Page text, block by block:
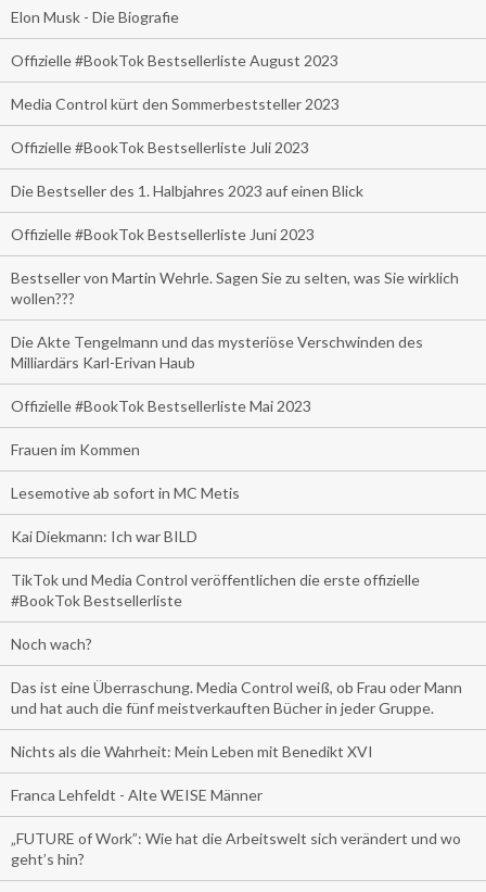
Elon Musk - Die Biografie
Offizielle #BookTok Bestsellerliste August 2023
Media Control kürt den Sommerbeststeller 2023
Offizielle #BookTok Bestsellerliste Juli 2023
Die Bestseller des 1. Halbjahres 2023 auf einen Blick
Offizielle #BookTok Bestsellerliste Juni 2023
Bestseller von Martin Wehrle. Sagen Sie zu selten, was Sie wirklich
wollen???
Die Akte Tengelmann und das mysteriöse Verschwinden des
Milliardärs Karl-Erivan Haub
Offizielle #BookTok Bestsellerliste Mai 2023
Frauen im Kommen
Lesemotive ab sofort in MC Metis
Kai Diekmann: Ich war BILD
TikTok und Media Control veröffentlichen die erste offizielle
#BookTok Bestsellerliste
Noch wach?
Das ist eine Überraschung. Media Control weiß, ob Frau oder Mann
und hat auch die fünf meistverkauften Bücher in jeder Gruppe.
Nichts als die Wahrheit: Mein Leben mit Benedikt XVI
Franca Lehfeldt - Alte WEISE Männer
„FUTURE of Work”: Wie hat die Arbeitswelt sich verändert und wo
geht’s hin?